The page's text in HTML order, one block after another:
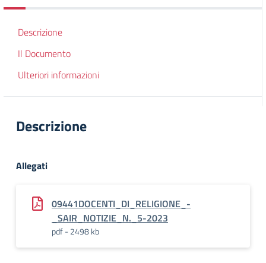
Descrizione
Il Documento
Ulteriori informazioni
Descrizione
Allegati
09441DOCENTI_DI_RELIGIONE_-
_SAIR_NOTIZIE_N._5-2023
pdf - 2498 kb